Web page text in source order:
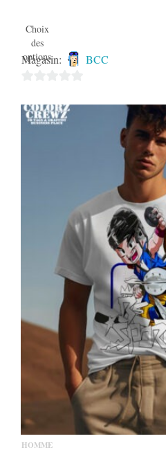
Choix
des
options
Magasin: BCC
sur
HOMME